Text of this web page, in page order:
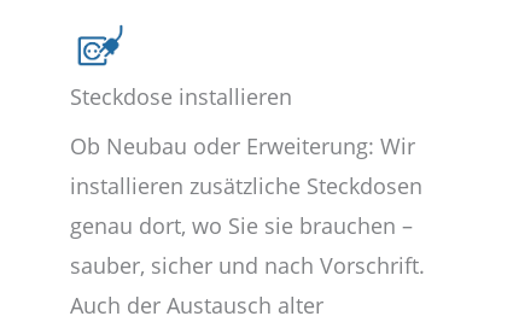
Steckdose installieren
Ob Neubau oder Erweiterung: Wir
installieren zusätzliche Steckdosen
genau dort, wo Sie sie brauchen –
sauber, sicher und nach Vorschrift.
Auch der Austausch alter